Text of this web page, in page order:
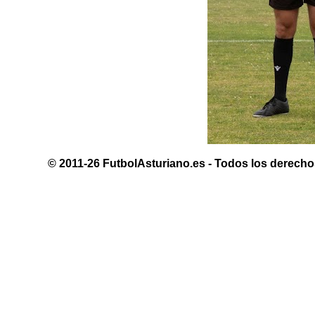
© 2011-26 FutbolAsturiano.es - Todos los